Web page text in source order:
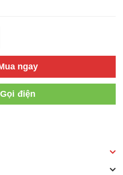
ngay
Gọi điện